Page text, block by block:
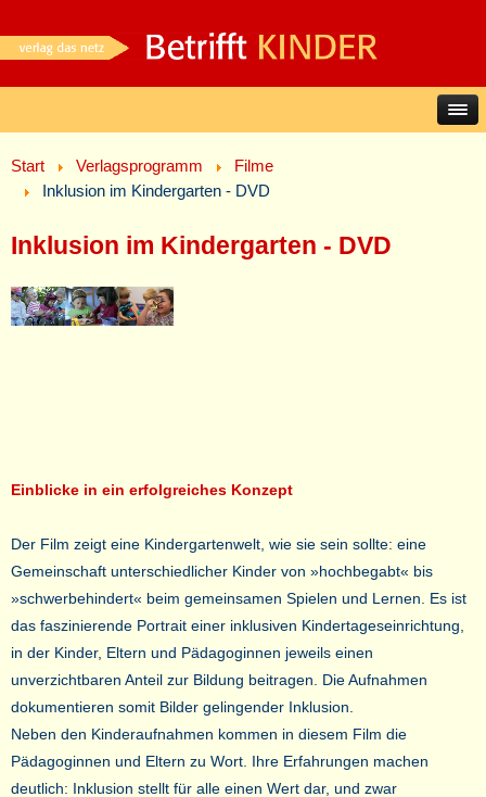
Start Verlagsprogramm
Filme
Inklusion im Kindergarten - DVD
Inklusion im Kindergarten - DVD
Einblicke in ein erfolgreiches Konzept
Der Film zeigt eine Kindergartenwelt, wie sie sein sollte: eine
Gemeinschaft unterschiedlicher Kinder von »hochbegabt« bis
»schwerbehindert« beim gemeinsamen Spielen und Lernen. Es ist
das faszinierende Portrait einer inklusiven Kindertageseinrichtung,
in der Kinder, Eltern und Pädagoginnen jeweils einen
unverzichtbaren Anteil zur Bildung beitragen. Die Aufnahmen
dokumentieren somit Bilder gelingender Inklusion.
Neben den Kinderaufnahmen kommen in diesem Film die
Pädagoginnen und Eltern zu Wort. Ihre Erfahrungen machen
deutlich: Inklusion stellt für alle einen Wert dar, und zwar